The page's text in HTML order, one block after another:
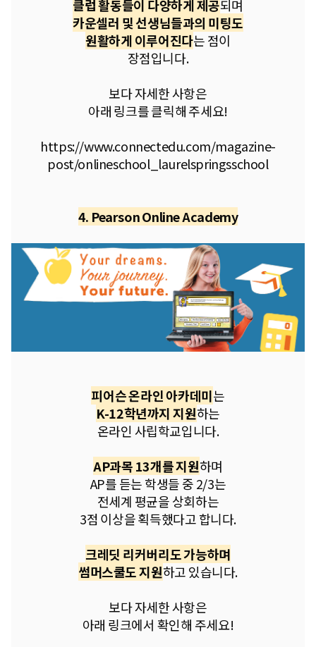
클럽 활동들이 다양하게 제공되며
카운셀러 및 선생님들과의 미팅도
원활하게 이루어진다는 점이
장점입니다.
보다 자세한 사항은
아래 링크를 클릭해 주세요!
https://www.connectedu.com/magazine-
post/onlineschool_laurelspringsschool
4. Pearson Online Academy
피어슨 온라인 아카데미는
K-12학년까지 지원하는
온라인 사립학교입니다.
AP과목 13개를 지원하며
AP를 듣는 학생들 중 2/3는
전세계 평균을 상회하는
3점 이상을 획득했다고 합니다.
​크레딧 리커버리도 가능하며
썸머스쿨도 지원하고 있습니다.
​보다 자세한 사항은
아래 링크에서 확인해 주세요!